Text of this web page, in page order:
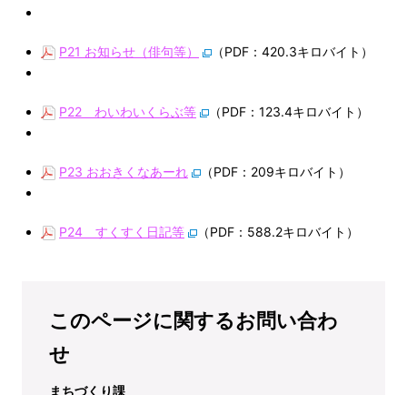
P21 お知らせ（俳句等） （PDF：420.3キロバイト）
P22 わいわいくらぶ等 （PDF：123.4キロバイト）
P23 おおきくなあーれ （PDF：209キロバイト）
P24 すくすく日記等 （PDF：588.2キロバイト）
このページに関するお問い合わ
せ
まちづくり課